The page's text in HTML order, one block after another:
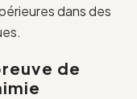
dans des
de